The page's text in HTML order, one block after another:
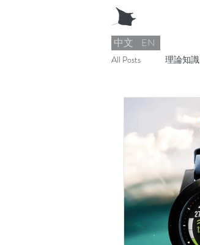
All Posts 理論知識
EN
中文